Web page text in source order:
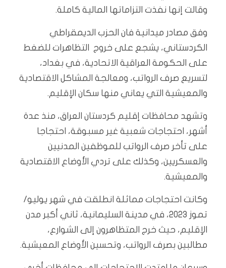
وقالت إنها نفذت التزاماتها المالية كاملة.
وفق مصادر ميدانية فان الحزب الديمقراطي
الكردستاني، يشجع على خروج التظاهرات للضغط
على الحكومة العراقية الاتحادية، في بغداد،
لتسريع صرف الرواتب، ومعالجة المشاكل الاقتصادية
والمعيشية التي يعاني منها سكان الإقليم.
وتشهد محافظات إقليم كردستان العراق، منذ عدة
أشهر، احتجاجات شعبية غير مسبوقة، احتجاجا
على تأخر صرف الرواتب للموظفين المدنيين
والعسكريين، وكذلك على تردي الأوضاع الاقتصادية
والمعيشية.
وكانت احتجاجات مماثلة انطلقت في شهر يوليو/
تموز 2023، في مدينة السليمانية، ثاني أكبر مدن
الإقليم، حيث خرج المتظاهرون إلى الشوارع،
مطالبين بصرف الرواتب، وتحسين الأوضاع المعيشية.